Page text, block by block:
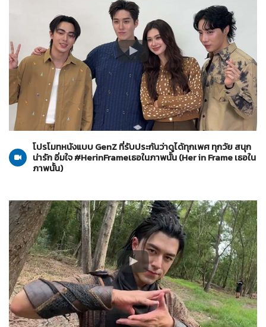
20-07-2569
Her in Frame เธอในภาพนั้น
โปรโมทหนังแบบ GenZ ที่รับประกันว่าดูได้ทุกเพศ ทุกวัย สนุก
น่ารัก อิ่มใจ #HerinFrameเธอในภาพนั้น (Her in Frame เธอใน
ภาพนั้น)